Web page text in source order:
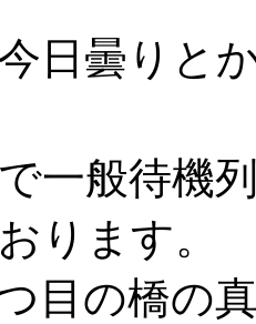
日曇りと
一般待機
ります。
目の橋の